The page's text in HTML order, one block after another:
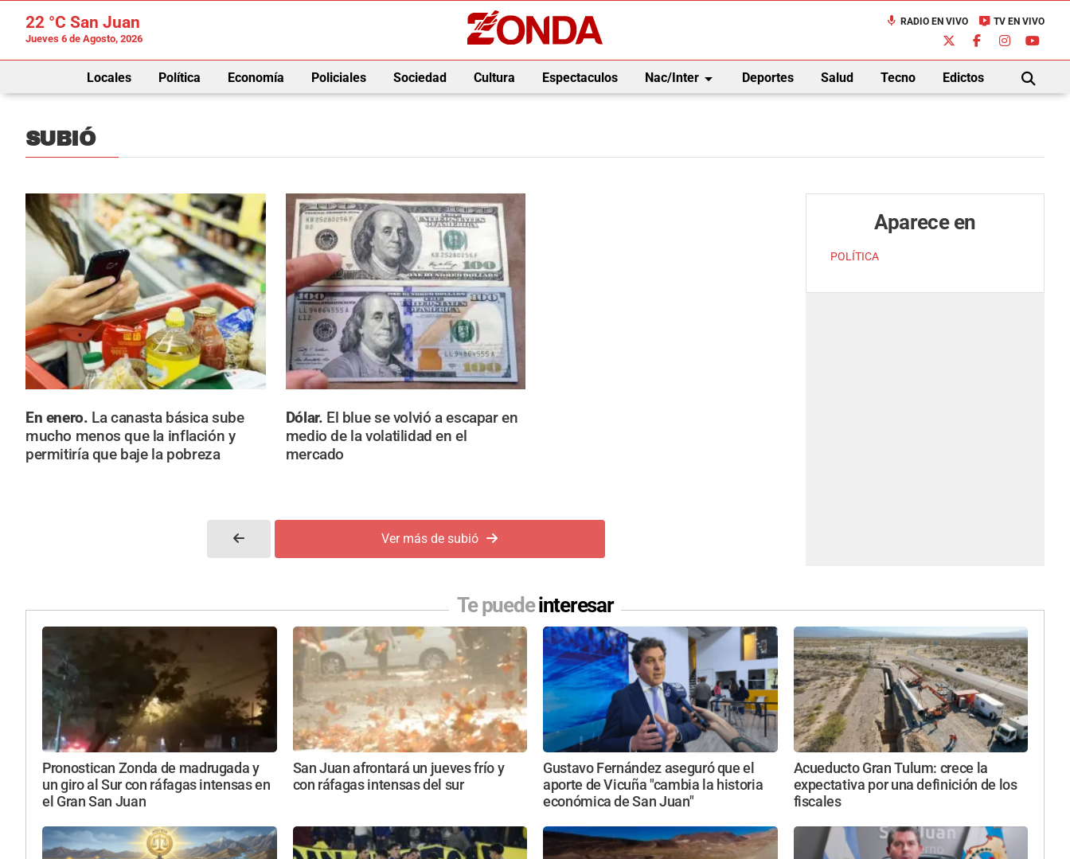
22 °C San Juan
Jueves 6 de Agosto, 2026
mic RADIO EN VIVO live_tv TV EN VIVO
Locales Política Economía Policiales Sociedad Cultura Espectaculos Nac/Interarrow_drop_down Deportes Salud Tecno Edictos
BUSCAR
SUBIÓ
En enero. La canasta básica sube
mucho menos que la inflación y
permitiría que baje la pobreza
Dólar. El blue se volvió a escapar en
medio de la volatilidad en el
mercado
Ver más de subió
Aparece en
POLÍTICA
Te puedeinteresar
Pronostican Zonda de madrugada y
un giro al Sur con ráfagas intensas en
el Gran San Juan
San Juan afrontará un jueves frío y
con ráfagas intensas del sur
Gustavo Fernández aseguró que el
aporte de Vicuña "cambia la historia
económica de San Juan"
Acueducto Gran Tulum: crece la
expectativa por una definición de los
fiscales